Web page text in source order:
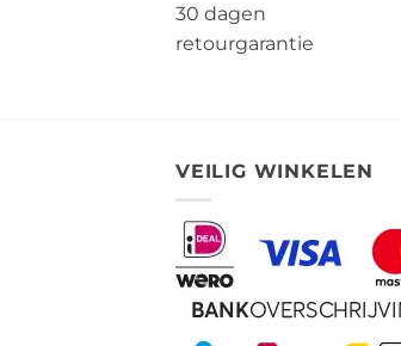
30 dagen
retourgarantie
VEILIG WINKELEN